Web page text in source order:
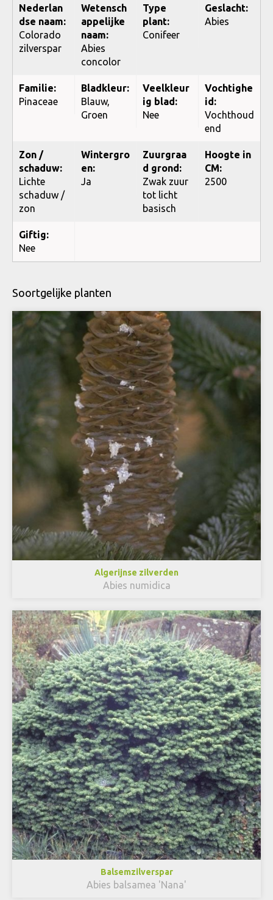
Nederlan
dse naam:
Colorado
zilverspar
Wetensch
appelijke
naam:
Abies
concolor
Type
plant:
Conifeer
Geslacht:
Abies
Familie:
Pinaceae
Bladkleur:
Blauw,
Groen
Veelkleur
ig blad:
Nee
Vochtighe
id:
Vochthoud
end
Zon /
schaduw:
Lichte
schaduw /
zon
Wintergro
en:
Ja
Zuurgraa
d grond:
Zwak zuur
tot licht
basisch
Hoogte in
CM:
2500
Giftig:
Nee
Soortgelijke planten
Algerijnse zilverden
Abies numidica
Balsemzilverspar
Abies balsamea 'Nana'